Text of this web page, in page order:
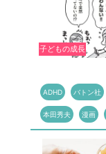
子どもの成長
ADHD バトン社
本田秀夫 漫画